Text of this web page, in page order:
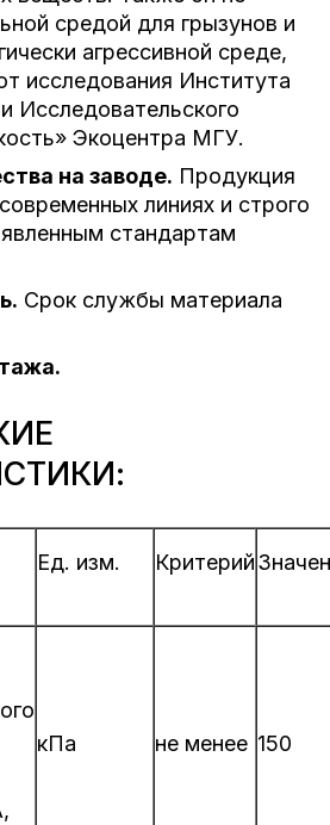
средой для грызунов и
агрессивной среде,
исследования Института
Исследовательского
Экоцентра МГУ.
на заводе. Продукция
линиях и строго
стандартам
Срок службы материала
Ед. изм. Критерий
кПа не менее 150